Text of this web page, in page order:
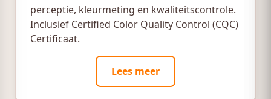
perceptie, kleurmeting en kwaliteitscontrole.
Inclusief Certified Color Quality Control (CQC)
Certificaat.
Lees meer